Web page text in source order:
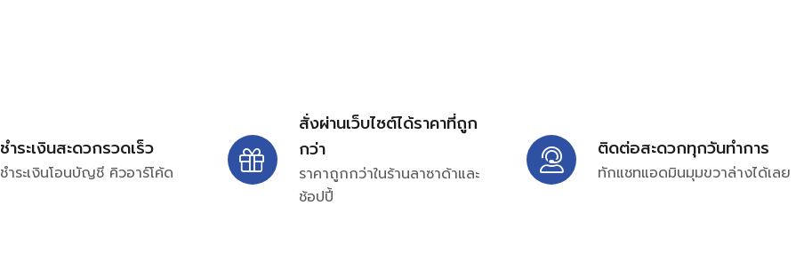
ชำระเงินสะดวกรวดเร็ว
ชำระเงินโอนบัญชี คิวอาร์โค้ด
สั่งผ่านเว็บไซต์ได้ราคาที่ถูก
กว่า
ราคาถูกกว่าในร้านลาซาด้าและ
ช้อปปี้
ติดต่อสะดวกทุกวันทำการ
ทักแชทแอดมินมุมขวาล่างได้เลย